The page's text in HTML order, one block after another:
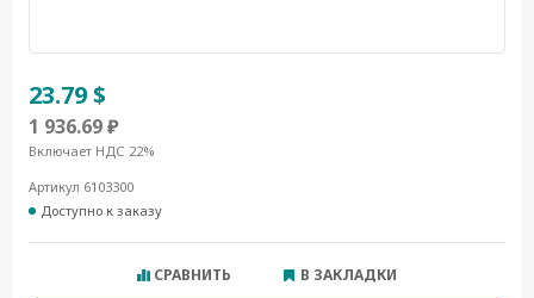
23.79 $
1 936.69 ₽
Включает НДС 22%
Артикул 6103300
Доступно к заказу
СРАВНИТЬ В ЗАКЛАДКИ